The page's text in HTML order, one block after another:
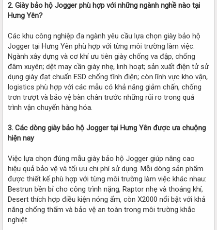
2. Giày bảo hộ Jogger phù hợp với những ngành nghề nào tại
Hưng Yên?
Các khu công nghiệp đa ngành yêu cầu lựa chọn giày bảo hộ
Jogger tại Hưng Yên phù hợp với từng môi trường làm việc.
Ngành xây dựng và cơ khí ưu tiên giày chống va đập, chống
đâm xuyên; dệt may cần giày nhẹ, linh hoạt; sản xuất điện tử sử
dụng giày đạt chuẩn ESD chống tĩnh điện; còn lĩnh vực kho vận,
logistics phù hợp với các mẫu có khả năng giảm chấn, chống
trơn trượt và bảo vệ bàn chân trước những rủi ro trong quá
trình vận chuyển hàng hóa.
3. Các dòng giày bảo hộ Jogger tại Hưng Yên được ưa chuộng
hiện nay
Việc lựa chọn đúng mẫu giày bảo hộ Jogger giúp nâng cao
hiệu quả bảo vệ và tối ưu chi phí sử dụng. Mỗi dòng sản phẩm
được thiết kế phù hợp với từng môi trường làm việc khác nhau:
Bestrun bền bỉ cho công trình nặng, Raptor nhẹ và thoáng khí,
Desert thích hợp điều kiện nóng ẩm, còn X2000 nổi bật với khả
năng chống thấm và bảo vệ an toàn trong môi trường khắc
nghiệt.